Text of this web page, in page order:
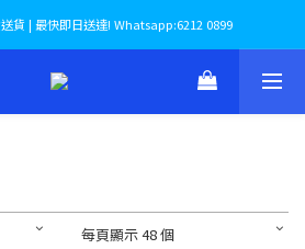
貨 | 最快即日送達! Whatsapp:6212 0899
每頁顯示 48 個